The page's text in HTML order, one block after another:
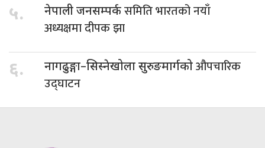
५. नेपाली जनसम्पर्कसमिति भारतको नयाँ
अध्यक्षमा दीपक झा
६. नागढुङ्गा–सिस्नेखोला सुरुङमार्गकोऔपचारिक
उद्घाटन